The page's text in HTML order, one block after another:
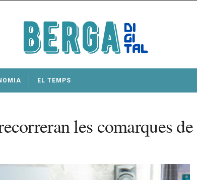
EL TEMPS
les comarques